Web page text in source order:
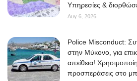
Υπηρεσίες &
Αυγ 6, 2026
Police Misconduct:
στην Μύκονο, για
απείθεια!
προσπεράσεις στο